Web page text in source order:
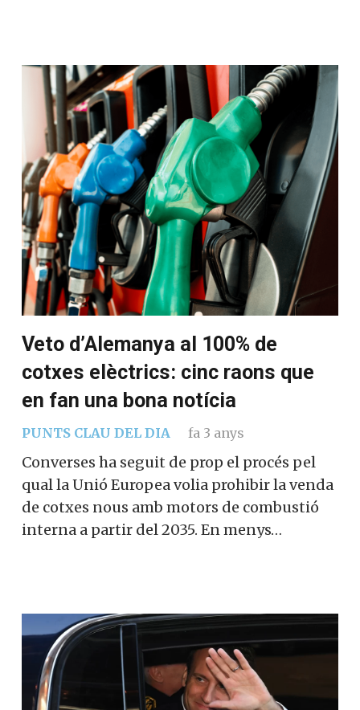
Veto d’Alemanya al 100% de
cotxes elèctrics: cinc raons que
en fan una bona notícia
PUNTS CLAU DEL DIA fa 3 anys
Converses ha seguit de prop el procés pel
qual la Unió Europea volia prohibir la venda
de cotxes nous amb motors de combustió
interna a partir del 2035. En menys…